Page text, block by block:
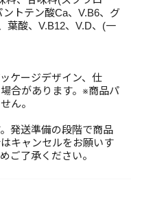
トテン酸Ca、V.B6、グ
葉酸、V.B12、V.D、(一
ケージデザイン、仕
合があります。※商品パ
ん。
発送準備の段階で商品
キャンセルをお願いす
ご了承ください。